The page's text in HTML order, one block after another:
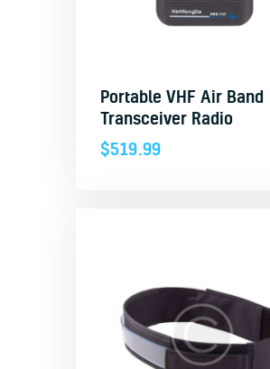
Portable VHF Air Band
Transceiver Radio
$519.99